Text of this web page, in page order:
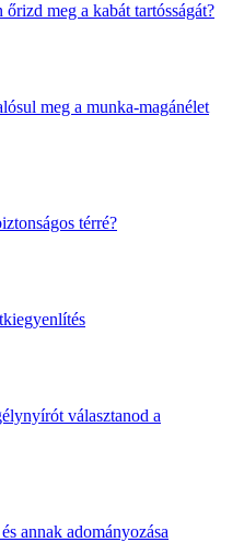
meg a kabát tartósságát?
meg a munka-magánélet
térré?
választanod a
annak adományozása